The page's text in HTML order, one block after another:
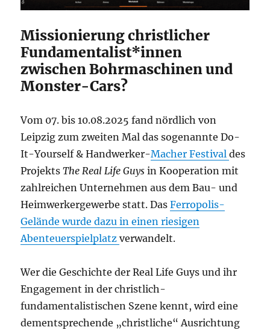
Missionierung christlicher
Fundamentalist*innen
zwischen Bohrmaschinen und
Monster-Cars?
Vom 07. bis 10.08.2025 fand nördlich von
Leipzig zum zweiten Mal das sogenannte Do-
It-Yourself & Handwerker-Macher Festivaldes
ProjektsThe Real Life Guys in Kooperation mit
zahlreichen Unternehmen aus dem Bau- und
Heimwerkergewerbe statt. DasFerropolis-
Gelände wurde dazu in einen riesigen
Abenteuerspielplatzverwandelt.
Wer die Geschichte der Real Life Guys und ihr
Engagement in der christlich-
fundamentalistischen Szene kennt, wird eine
dementsprechende „christliche“ Ausrichtung